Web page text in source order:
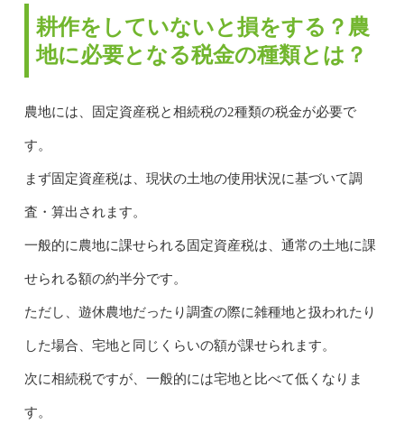
耕作をしていないと損をする？農
地に必要となる税金の種類とは？
農地には、固定資産税と相続税の2種類の税金が必要で
す。
まず固定資産税は、現状の土地の使用状況に基づいて調
査・算出されます。
一般的に農地に課せられる固定資産税は、通常の土地に課
せられる額の約半分です。
ただし、遊休農地だったり調査の際に雑種地と扱われたり
した場合、宅地と同じくらいの額が課せられます。
次に相続税ですが、一般的には宅地と比べて低くなりま
す。